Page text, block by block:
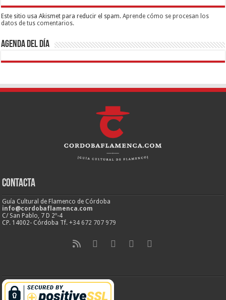
Este sitio usa Akismet para reducir el spam.Aprende cómo se procesan los
datos de tus comentarios.
Agenda del día
Contacta
Guía Cultural de Flamenco de Córdoba
info@cordobaflamenca.com
C/ San Pablo, 7 D 2º-4
CP. 14002- Córdoba Tf.+34 672 707 979